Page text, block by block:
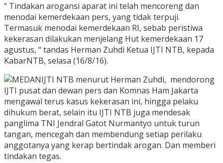
“ Tindakan arogansi aparat ini telah mencoreng dan
menodai kemerdekaan pers, yang tidak terpuji.
Termasuk menodai kemerdekaan RI, sebab peristiwa
kekerasan dilakukan menjelang Hut kemerdekaan 17
agustus, “ tandas Herman Zuhdi Ketua IJTI NTB, kepada
KabarNTB, selasa (16/8/16).
IJTI NTB menurut Herman Zuhdi, mendorong
IJTI pusat dan dewan pers dan Komnas Ham Jakarta
mengawal terus kasus kekerasan ini, hingga pelaku
dihukum berat, selain itu IJTI NTB juga mendesak
panglima TNI Jendral Gatot Nurmantyo untuk turun
tangan, mencegah dan membendung setiap perilaku
anggotanya yang kerap bertindak arogan. Dan memberi
tindakan tegas.